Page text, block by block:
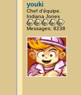
youki
Chef d'équipe.
Indiana Jones
Messages: 8238